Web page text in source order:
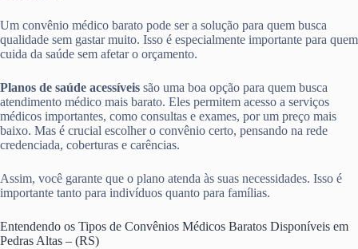
Um convênio médico barato pode ser a solução para quem busca
qualidade sem gastar muito. Isso é especialmente importante para quem
cuida da saúde sem afetar o orçamento.
Planos de saúde acessíveis são uma boa opção para quem busca
atendimento médico mais barato. Eles permitem acesso a serviços
médicos importantes, como consultas e exames, por um preço mais
baixo. Mas é crucial escolher o convênio certo, pensando na rede
credenciada, coberturas e carências.
Assim, você garante que o plano atenda às suas necessidades. Isso é
importante tanto para indivíduos quanto para famílias.
Entendendo os Tipos de Convênios Médicos Baratos Disponíveis em
Pedras Altas – (RS)